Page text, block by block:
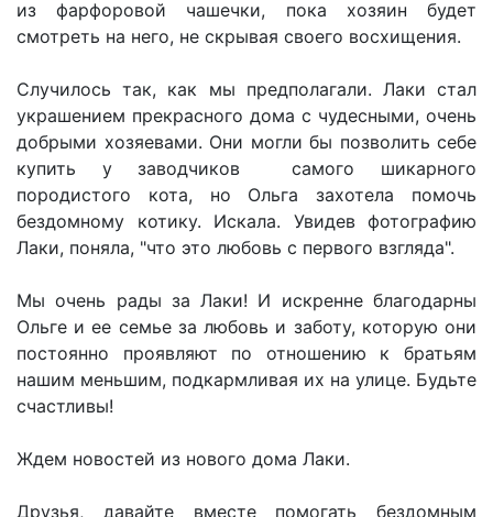
из фарфоровой чашечки, пока хозяин будет
смотреть на него, не скрывая своего восхищения.
Случилось так, как мы предполагали. Лаки стал
украшением прекрасного дома с чудесными, очень
добрыми хозяевами. Они могли бы позволить себе
купить у заводчиков самого шикарного
породистого кота, но Ольга захотела помочь
бездомному котику. Искала. Увидев фотографию
Лаки, поняла, "что это любовь с первого взгляда".
Мы очень рады за Лаки! И искренне благодарны
Ольге и ее семье за любовь и заботу, которую они
постоянно проявляют по отношению к братьям
нашим меньшим, подкармливая их на улице. Будьте
счастливы!
Ждем новостей из нового дома Лаки.
Друзья, давайте вместе помогать бездомным